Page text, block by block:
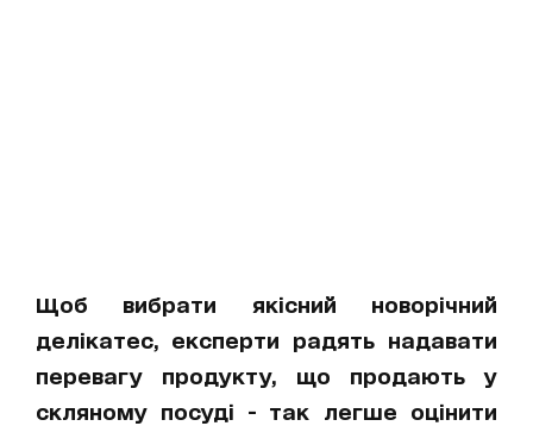
Щоб вибрати якісний новорічний
делікатес, експерти радять надавати
перевагу продукту, що продають у
скляному посуді - так легше оцінити